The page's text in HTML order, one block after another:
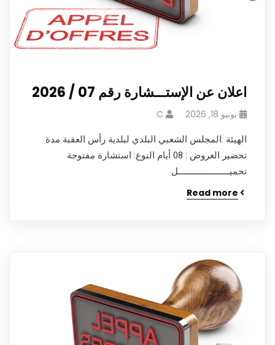
اعلان عن الإستـــشارة رقم 07 / 2026
يونيو 18, 2026 C
الهيئة :المجلس الشعبي البلدي لبلدية رأس العقبة مدة
تحضير العروض : 08 أيام النوع: استشارة مفتوحة
تحميـــــــــــــــــــــل
Read more